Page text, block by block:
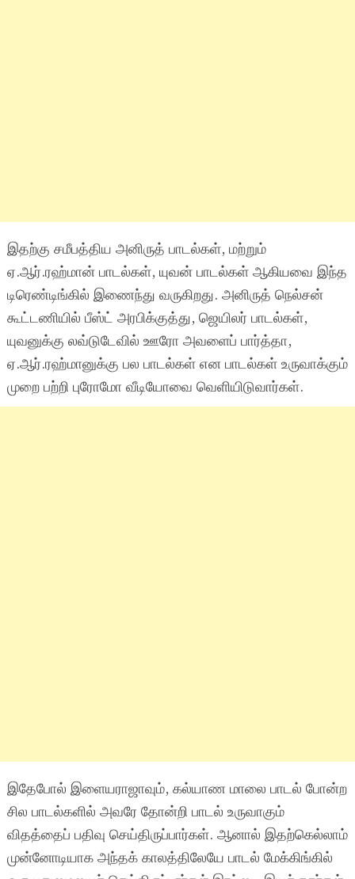
இதற்கு சமீபத்திய அனிருத் பாடல்கள், மற்றும்
ஏ.ஆர்.ரஹ்மான் பாடல்கள், யுவன் பாடல்கள் ஆகியவை இந்த
டிரெண்டிங்கில் இணைந்து வருகிறது. அனிருத் நெல்சன்
கூட்டணியில் பீஸ்ட் அரபிக்குத்து, ஜெயிலர் பாடல்கள்,
யுவனுக்கு லவ்டுடேவில் ஊரோ அவளைப் பார்த்தா,
ஏ.ஆர்.ரஹ்மானுக்கு பல பாடல்கள் என பாடல்கள் உருவாக்கும்
முறை பற்றி புரோமோ வீடியோவை வெளியிடுவார்கள்.
இதேபோல் இளையராஜாவும், கல்யாண மாலை பாடல் போன்ற
சில பாடல்களில் அவரே தோன்றி பாடல் உருவாகும்
விதத்தைப் பதிவு செய்திருப்பார்கள். ஆனால் இதற்கெல்லாம்
முன்னோடியாக அந்தக் காலத்திலேயே பாடல் மேக்கிங்கில்